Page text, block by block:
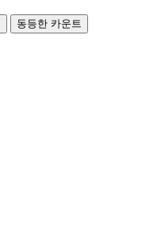
동등한 카운트